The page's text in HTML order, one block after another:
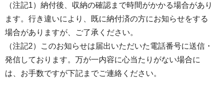
（注記1）納付後、収納の確認まで時間がかかる場合があり
ます。行き違いにより、既に納付済の方にお知らせをする
場合がありますが、ご了承ください。
（注記2）このお知らせは届出いただいた電話番号に送信・
発信しております。万が一内容に心当たりがない場合に
は、お手数ですが下記までご連絡ください。